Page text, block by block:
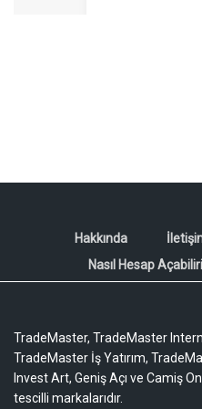
Hakkında
Nasıl Hesap
TradeMaster, TradeMaster
TradeMaster İş Yatırım,
Invest Art, Geniş Açı ve Camiş
tescilli markalarıdır.